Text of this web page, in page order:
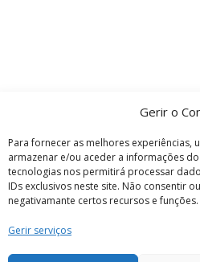
Gerir o
Para fornecer as melhores experiências,
armazenar e/ou aceder a informações
tecnologias nos permitirá processar
IDs exclusivos neste site. Não consentir
negativamante certos recursos e funções.
Gerir serviços